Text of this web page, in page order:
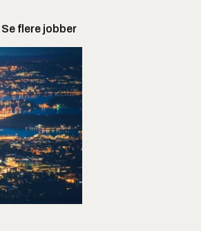
Se flere jobber